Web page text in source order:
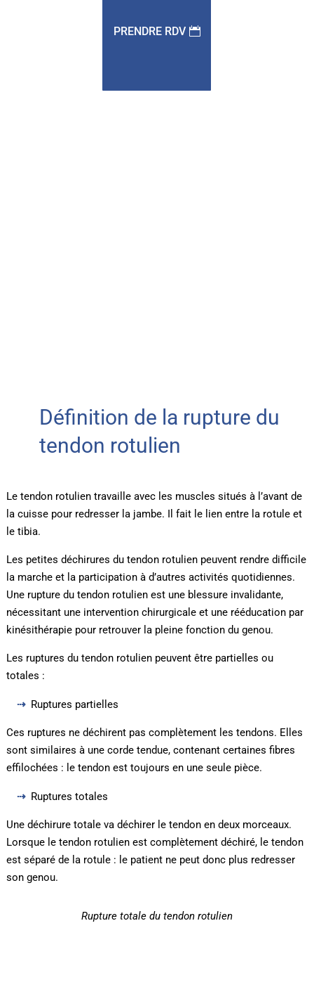
PRENDRE RDV
Définition de la rupture du
tendon rotulien
Le tendon rotulien travaille avec les muscles situés à l’avant de
la cuisse pour redresser la jambe. Il fait le lien entre la rotule et
le tibia.
Les petites déchirures du tendon rotulien peuvent rendre difficile
la marche et la participation à d’autres activités quotidiennes.
Une rupture du tendon rotulien est une blessure invalidante,
nécessitant une intervention chirurgicale et une rééducation par
kinésithérapie pour retrouver la pleine fonction du genou.
Les ruptures du tendon rotulien peuvent être partielles ou
totales :
Ruptures partielles
Ces ruptures ne déchirent pas complètement les tendons. Elles
sont similaires à une corde tendue, contenant certaines fibres
effilochées : le tendon est toujours en une seule pièce.
Ruptures totales
Une déchirure totale va déchirer le tendon en deux morceaux.
Lorsque le tendon rotulien est complètement déchiré, le tendon
est séparé de la rotule : le patient ne peut donc plus redresser
son genou.
Rupture totale du tendon rotulien